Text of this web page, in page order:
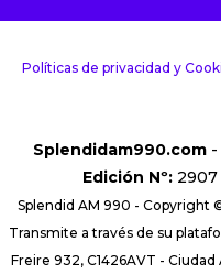
Políticas de privacidad y
Splendidam990.com-
Edición Nº:2907
Splendid AM 990 - Copyright
Transmite a través de su
Freire 932, C1426AVT -